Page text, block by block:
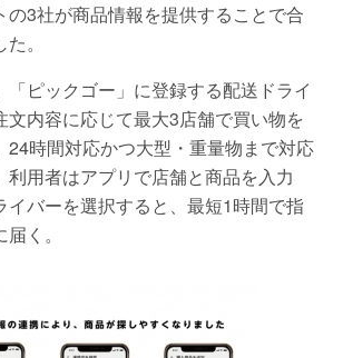
の3社が商品情報を提供することで合
。
「ピックゴー」に登録する配送ドライ
文内容に応じて最大3店舗で買い物を
24時間対応かつ大型・重量物まで対応
利用者はアプリで店舗と商品を入力
イバーを選択すると、最短1時間で指
く。